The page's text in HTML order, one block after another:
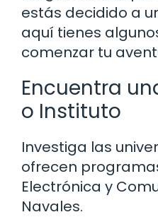
estás decidido a
aquí tienes
comenzar tu
Encuentra
o Instituto
Investiga las
ofrecen
Electrónica y
Navales.